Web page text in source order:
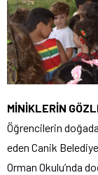
MİNİKLERİN
Öğrencilerin
eden Canik
Orman Okulu’nda